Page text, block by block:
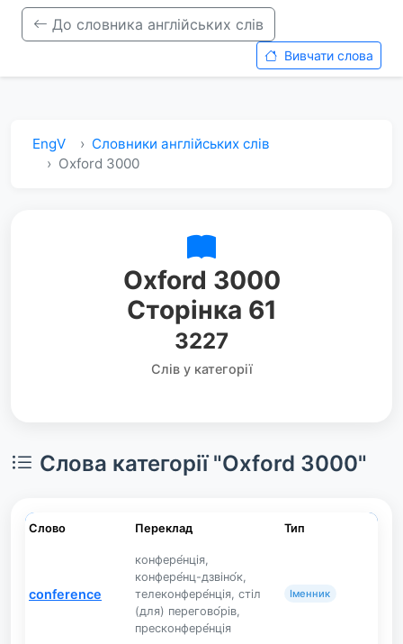
До словника англійських слів
Вивчати слова
EngV
Словники англійських слів
Oxford 3000
Oxford 3000
Сторінка 61
3227
Слів у категорії
Слова категорії "Oxford 3000"
Слово Переклад Тип
conference
конфере́нція,
конфере́нц-дзвіно́к,
телеконфере́нція, стіл
(для) перегово́рів,
пресконфере́нція
Іменник